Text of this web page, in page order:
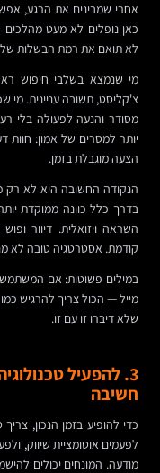
אחרי שמבינים את הרגע,
כאן נופלים לא מעט מהלכים
לא תואם את רמת הבשלות
מי שנמצא בשלבי חיפוש
צ'קליסט, תשובה עניינית. מי
מסודר והנעה לפעולה בלי
יותר למסרים של אמון: חוות
הצעה מוגבלת בזמן.
הנקודה החשובה היא לא רק
בדרך כלל כוונה ממוקדת
השראה ויזואלית. דיוור
קודמת. אסטרטגיה טובה לא
במילים פשוטות: אם
מייל — הכול צריך להרגיש
שלא דיברו זו עם זו.
3. להפעיל
חשיבה
כדי להופיע בזמן הנכון,
לפעמים אוטומציית שיווק,
מודעה. המונחים יכולים